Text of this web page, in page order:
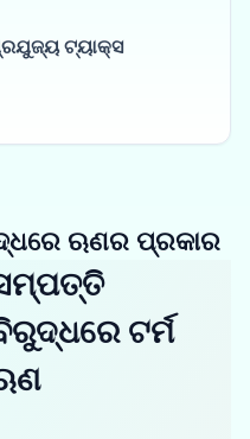
ଟ୍ୟାକ୍ସ
ଋଣର ପ୍ରକାର
ଟର୍ମ